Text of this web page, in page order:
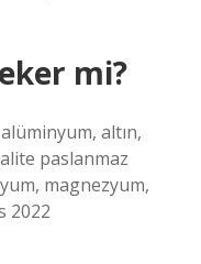
mi?
altın,
paslanmaz
magnezyum,
2022